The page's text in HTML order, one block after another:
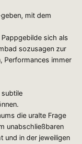
mit dem
sich als
sozusagen zur
Performances immer
subtile
die uralte Frage
unabschließbaren
und in der jeweiligen